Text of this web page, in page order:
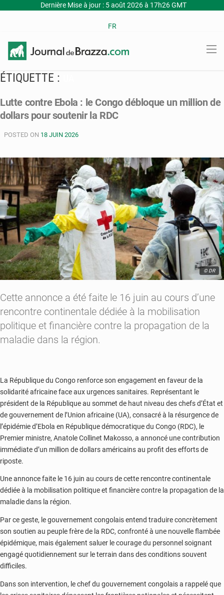
Dernière Mise à jour : 5 août 2026 à 17h26 GMT
FR
ÉTIQUETTE :
Lutte contre Ebola : le Congo débloque un million de
dollars pour soutenir la RDC
POSTED ON 18 JUIN 2026
© DR
Cette annonce a été faite le 16 juin au cours d’une
rencontre continentale dédiée à la mobilisation
politique et financière contre la propagation de la
maladie dans la région.
La République du Congo renforce son engagement en faveur de la
solidarité africaine face aux urgences sanitaires. Représentant le
président de la République au sommet de haut niveau des chefs d’État et
de gouvernement de l’Union africaine (UA), consacré à la résurgence de
l’épidémie d’Ebola en République démocratique du Congo (RDC), le
Premier ministre, Anatole Collinet Makosso, a annoncé une contribution
immédiate d’un million de dollars américains au profit des efforts de
riposte.
Une annonce faite le 16 juin au cours de cette rencontre continentale
dédiée à la mobilisation politique et financière contre la propagation de la
maladie dans la région.
Par ce geste, le gouvernement congolais entend traduire concrètement
son soutien au peuple frère de la RDC, confronté à une nouvelle flambée
épidémique, mais également saluer le courage du personnel soignant
engagé quotidiennement sur le terrain dans des conditions souvent
difficiles.
Dans son intervention, le chef du gouvernement congolais a rappelé que